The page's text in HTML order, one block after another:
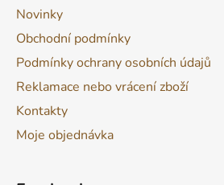
Novinky
Obchodní podmínky
Podmínky ochrany osobních údajů
Reklamace nebo vrácení zboží
Kontakty
Moje objednávka